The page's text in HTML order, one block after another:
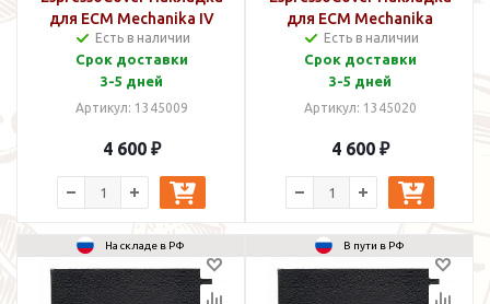
для ECM Mechanika IV
Есть в наличии
Срок доставки
3-5 дней
Артикул: 1345009
4 600 ₽
для ECM Mechanika
MAX
Есть в наличии
Срок доставки
3-5 дней
Артикул: 1345020
4 600 ₽
На складе в РФ В пути в РФ